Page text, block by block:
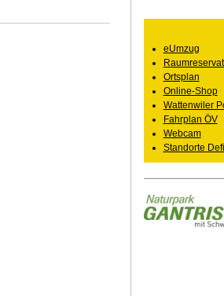
eUmzug
Ortsplan
Online-Shop
Wattenwiler
Fahrplan ÖV
Webcam
Standorte